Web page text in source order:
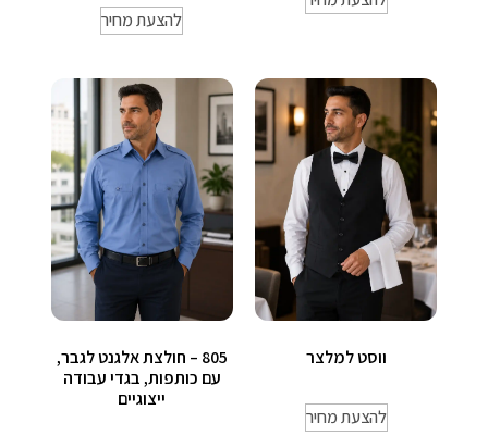
להצעת מחיר
ווסט למלצר
להצעת מחיר
805 – חולצת אלגנט לגבר,
עם כותפות, בגדי עבודה
ייצוגיים